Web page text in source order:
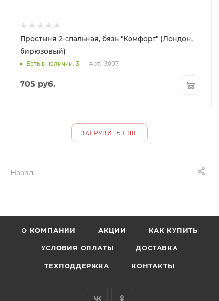
Простыня 2-спальная, бязь "Комфорт" (Лондон,
бирюзовый)
Есть в наличии: 3 Арт.: 3007
705 руб.
ЗАГРУЗИТЬ ЕЩЕ
Назад
О КОМПАНИИ АКЦИИ КАК КУПИТЬ
УСЛОВИЯ ОПЛАТЫ ДОСТАВКА
ТЕХПОДДЕРЖКА КОНТАКТЫ